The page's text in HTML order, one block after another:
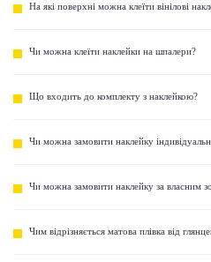
На які поверхні можна клеїти вінілові
Чи можна клеїти наклейки на шпалери?
Що входить до комплекту з наклейкою?
Чи можна замовити наклейку
Чи можна замовити наклейку за власним
Чим відрізняється матова плівка від